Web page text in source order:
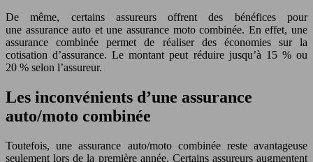
De même, certains assureurs offrent des bénéfices pour
une assurance auto et une assurance moto combinée. En effet, une
assurance combinée permet de réaliser des économies sur la
cotisation d’assurance. Le montant peut réduire jusqu’à 15 % ou
20 % selon l’assureur.
Les inconvénients d’une assurance
auto/moto combinée
Toutefois, une assurance auto/moto combinée reste avantageuse
seulement lors de la première année. Certains assureurs augmentent